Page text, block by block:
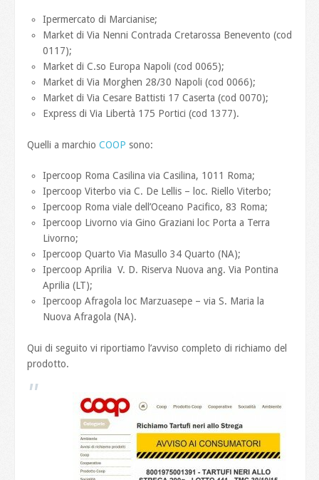
Ipermercato di Marcianise;
Market di Via Nenni Contrada Cretarossa Benevento (cod
0117);
Market di C.so Europa Napoli (cod 0065);
Market di Via Morghen 28/30 Napoli (cod 0066);
Market di Via Cesare Battisti 17 Caserta (cod 0070);
Express di Via Libertà 175 Portici (cod 1377).
Quelli a marchioCOOP sono:
Ipercoop Roma Casilina via Casilina, 1011 Roma;
Ipercoop Viterbo via C. De Lellis – loc. Riello Viterbo;
Ipercoop Roma viale dell’Oceano Pacifico, 83 Roma;
Ipercoop Livorno via Gino Graziani loc Porta a Terra
Livorno;
Ipercoop Quarto Via Masullo 34 Quarto (NA);
Ipercoop Aprilia V. D. Riserva Nuova ang. Via Pontina
Aprilia (LT);
Ipercoop Afragola loc Marzuasepe – via S. Maria la
Nuova Afragola (NA).
Qui di seguito vi riportiamo l’avviso completo di richiamo del
prodotto.